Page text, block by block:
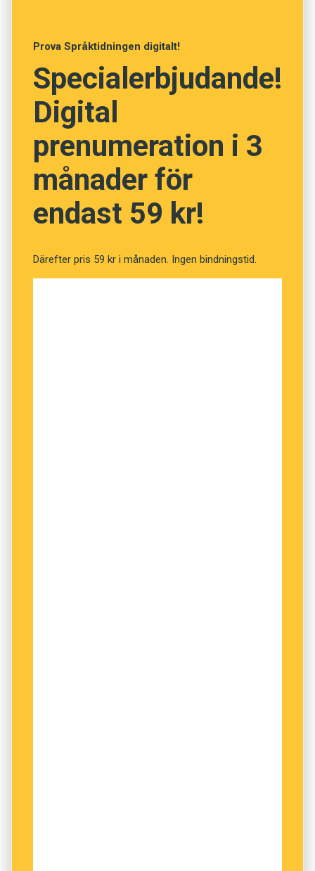
Paris och Paris är Eiffeltornet. Först när man
sett Eiffeltornet känns det som om man
verkligen varit i Paris.”
Prova Språktidningen digitalt!
Specialerbjudande!
Digital
prenumeration i 3
månader för
endast 59 kr!
Därefter pris 59 kr i månaden. Ingen bindningstid.